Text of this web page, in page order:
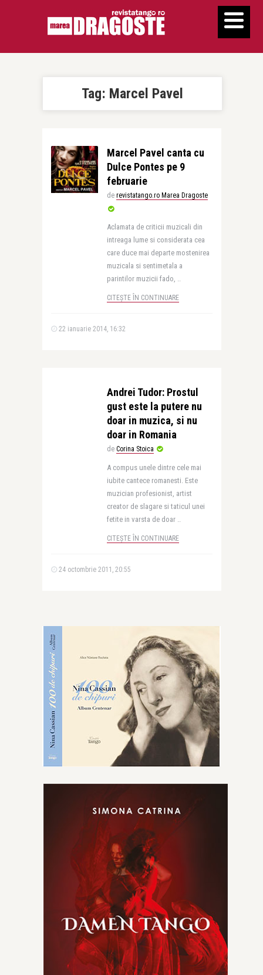
Tag: Marcel Pavel
Marcel Pavel canta cu
Dulce Pontes pe 9
februarie
de revistatango.ro Marea Dragoste
Aclamata de criticii muzicali din
intreaga lume si considerata cea
care duce mai departe mostenirea
muzicala si sentimetala a
parintilor muzicii fado, ..
CITEȘTE ÎN CONTINUARE
22 ianuarie 2014, 16:32
Andrei Tudor: Prostul
gust este la putere nu
doar in muzica, si nu
doar in Romania
de Corina Stoica
A compus unele dintre cele mai
iubite cantece romanesti. Este
muzician profesionist, artist
creator de slagare si taticul unei
fetite in varsta de doar ..
CITEȘTE ÎN CONTINUARE
24 octombrie 2011, 20:55